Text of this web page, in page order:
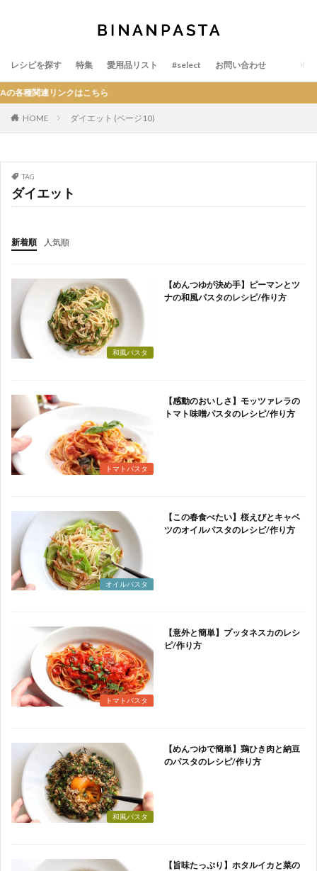
レシピを探す 特集 愛用品リスト #select お問い合わせ
種関連リンクはこちら
HOME ダイエット (ページ10)
TAG
ダイエット
新着順 人気順
和風パスタ
【めんつゆが決め手】ピーマンとツ
ナの和風パスタのレシピ/作り方
トマトパスタ
【感動のおいしさ】モッツァレラの
トマト味噌パスタのレシピ/作り方
オイルパスタ
【この春食べたい】桜えびとキャベ
ツのオイルパスタのレシピ/作り方
トマトパスタ
【意外と簡単】プッタネスカのレシ
ピ/作り方
和風パスタ
【めんつゆで簡単】鶏ひき肉と納豆
のパスタのレシピ/作り方
【旨味たっぷり】ホタルイカと菜の